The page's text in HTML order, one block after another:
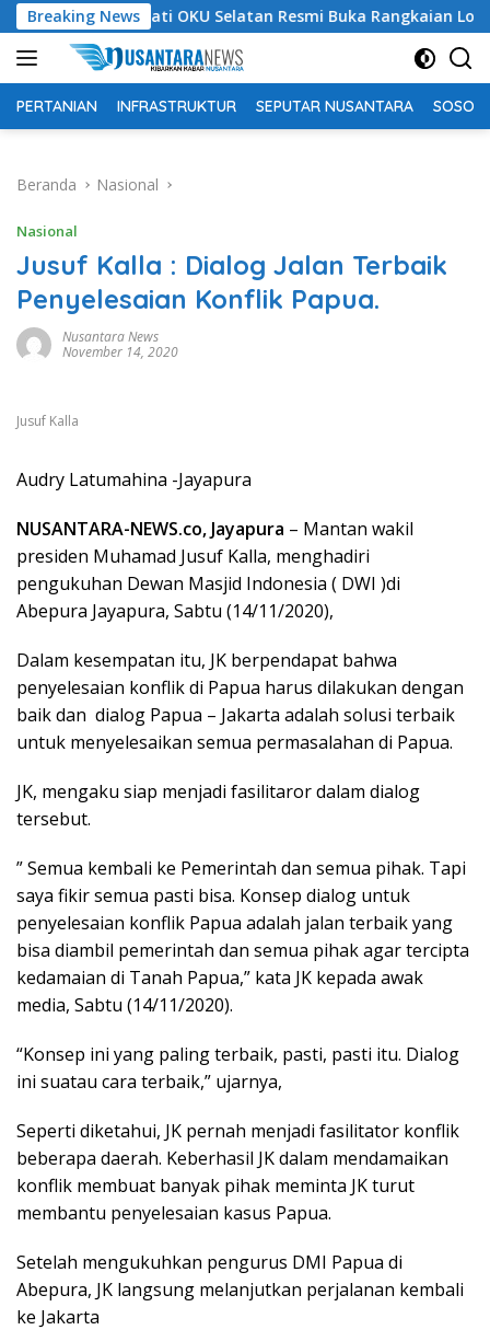
Langsung
ke
konten
Breaking News
Bupati OKU Selatan Resmi Buka Rangkaian Lomba
PERTANIAN INFRASTRUKTUR SEPUTAR NUSANTARA SOSOK
Beranda Nasional
Nasional
Jusuf Kalla : Dialog Jalan Terbaik
Penyelesaian Konflik Papua.
Nusantara News
November 14, 2020
Jusuf Kalla
Audry Latumahina -Jayapura
NUSANTARA-NEWS.co, Jayapura – Mantan wakil
presiden Muhamad Jusuf Kalla, menghadiri
pengukuhan Dewan Masjid Indonesia ( DWI )di
Abepura Jayapura, Sabtu (14/11/2020),
Dalam kesempatan itu, JK berpendapat bahwa
penyelesaian konflik di Papua harus dilakukan dengan
baik dan dialog Papua – Jakarta adalah solusi terbaik
untuk menyelesaikan semua permasalahan di Papua.
JK, mengaku siap menjadi fasilitaror dalam dialog
tersebut.
” Semua kembali ke Pemerintah dan semua pihak. Tapi
saya fikir semua pasti bisa. Konsep dialog untuk
penyelesaian konflik Papua adalah jalan terbaik yang
bisa diambil pemerintah dan semua pihak agar tercipta
kedamaian di Tanah Papua,” kata JK kepada awak
media, Sabtu (14/11/2020).
“Konsep ini yang paling terbaik, pasti, pasti itu. Dialog
ini suatau cara terbaik,” ujarnya,
Seperti diketahui, JK pernah menjadi fasilitator konflik
beberapa daerah. Keberhasil JK dalam mendamaikan
konflik membuat banyak pihak meminta JK turut
membantu penyelesaian kasus Papua.
Setelah mengukuhkan pengurus DMI Papua di
Abepura, JK langsung melanjutkan perjalanan kembali
ke Jakarta